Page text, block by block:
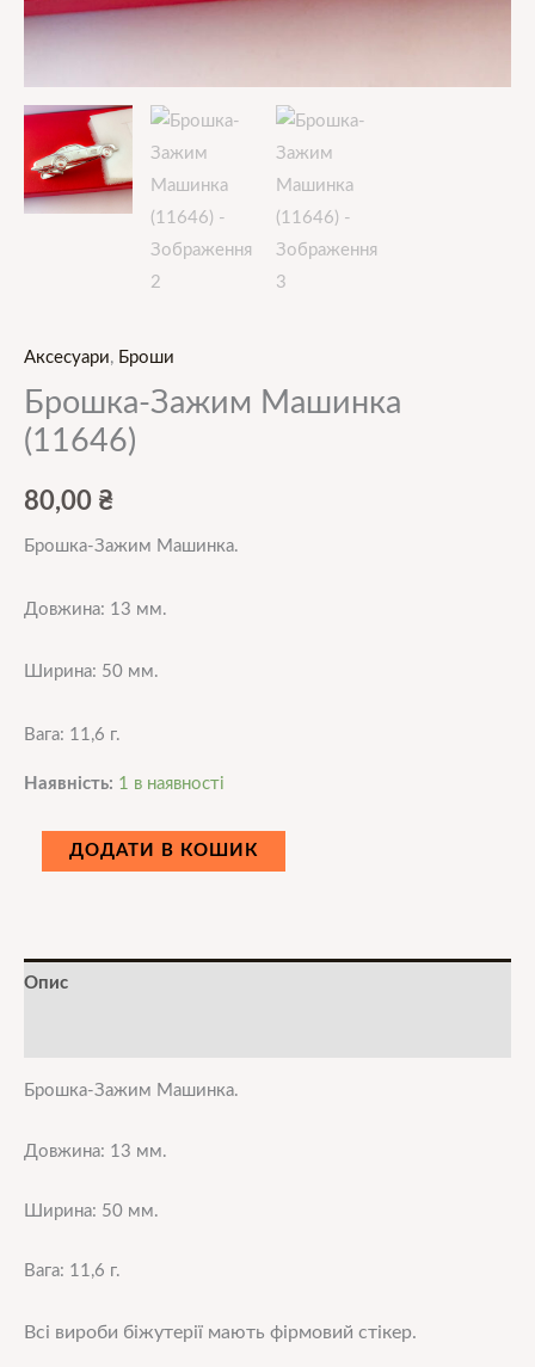
Аксесуари, Броши
Брошка-Зажим Машинка
(11646)
80,00 ₴
Брошка-Зажим Машинка.
Довжина: 13 мм.
Ширина: 50 мм.
Вага: 11,6 г.
Наявність: 1 в наявності
ДОДАТИ В КОШИК
Опис
Брошка-Зажим Машинка.
Довжина: 13 мм.
Ширина: 50 мм.
Вага: 11,6 г.
Всі вироби біжутерії мають фірмовий стікер.